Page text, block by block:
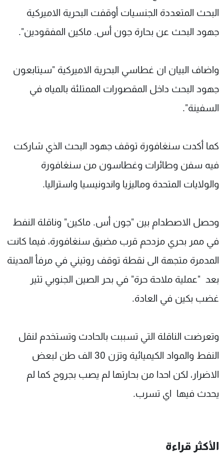
البحث المتعددة الجنسيات أوقفت البحرية الاميركية
جهود البحث عن بحارة جون أس. ماكين المفقودين".
واضاف البيان ان غطاسي البحرية الاميركية "سيتابعون
جهود البحث داخل المقصورات الممتلئة بالمياه في
السفينة".
كما أكدت سنغافورة توقف جهود البحث الذي شاركت
فيه سفن وطائرات وغطاسون من سنغافورة
والولايات المتحدة وماليزيا واندونيسيا واستراليا.
وحصل الاصطدام بين "جون أس. ماكين" وناقلة النفط
في ممر بحري مزدحم قرب مضيق سنغافورة، فيما كانت
المدمرة متجهة الى نقطة توقف روتيني في مرفأ المدينة
بعد "عملية ملاحة حرة" في بحر الصين الجنوبي تثير
غضب بكين في العادة.
وتعرضت الناقلة التي تسببت بالحادث وتستخدم لنقل
النفط والمواد الكيميائية وتزن 30 الف طن لبعض
الاضرار، لكن احدا من بحارتها لم يصب بجروح كما لم
يحدث فيها اي تسرب.
الأكثر قراءة